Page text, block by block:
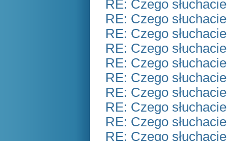
RE: Czego
RE: Czego
RE: Czego
RE: Czego
RE: Czego
RE: Czego
RE: Czego
RE: Czego
RE: Czego
RE: Czego